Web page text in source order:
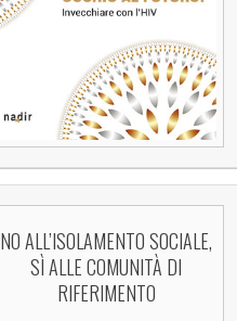
NO ALL’ISOLAMENTO SOCIALE,
SÌ ALLE COMUNITÀ DI
RIFERIMENTO